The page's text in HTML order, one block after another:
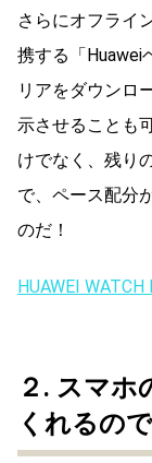
さらにオフライ
携する「Huawei
リアをダウンロ
示させることも
けでなく、残り
で、ペース配分
のだ！
HUAWEI
２. スマホ
くれるの